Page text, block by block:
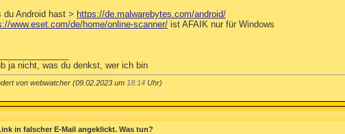
du Android hast > https://de.malwarebytes.com/android/
www.eset.com/de/home/online-scanner/ ist AFAIK nur für Windows
ja nicht, was du denkst, wer ich bin
von webwatcher (09.02.2023 um 18:14 Uhr)
in falscher E-Mail angeklickt. Was tun?